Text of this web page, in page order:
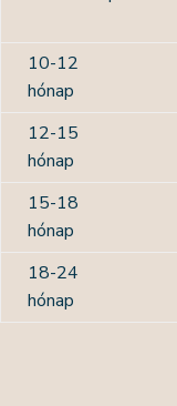
10-12
hónap
12-15
hónap
15-18
hónap
18-24
hónap